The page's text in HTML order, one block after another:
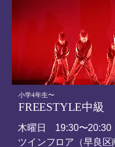
​小学4年生〜
FREESTYLE中級
木曜日 19:30〜20:30
ツインフロア（早良区